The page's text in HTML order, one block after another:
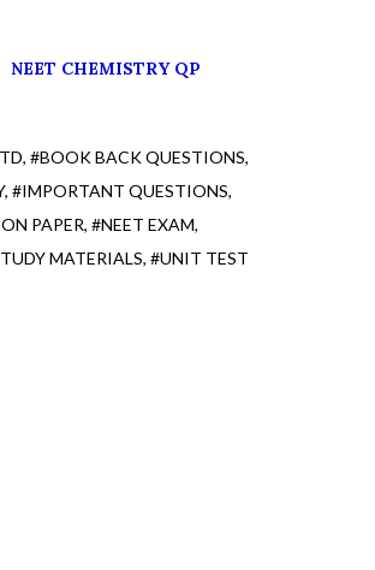
NEET CHEMISTRY QP
#BOOK BACK QUESTIONS
#IMPORTANT QUESTIONS
PAPER #NEET EXAM
MATERIALS #UNIT TEST